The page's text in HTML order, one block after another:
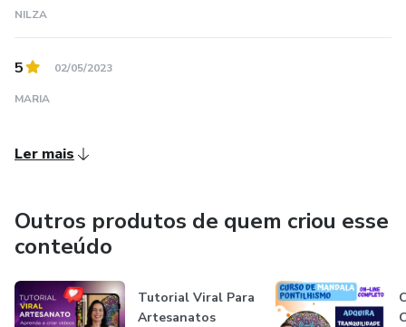
NILZA
5 02/05/2023
MARIA
Ler mais
Outros produtos de quem criou esse
conteúdo
Tutorial Viral Para
Artesanatos